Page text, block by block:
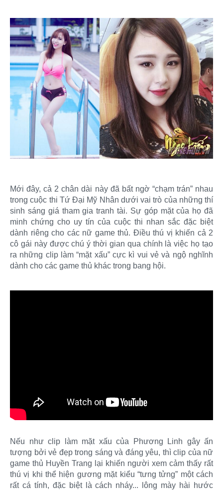
Mới đây, cả 2 chân dài này đã bất ngờ “chạm trán” nhau
trong cuộc thi Tứ Đại Mỹ Nhân dưới vai trò của những thí
sinh sáng giá tham gia tranh tài. Sự góp mặt của họ đã
minh chứng cho uy tín của cuộc thi nhan sắc đặc biệt
dành riêng cho các nữ game thủ. Điều thú vị khiến cả 2
cô gái này được chú ý thời gian qua chính là việc họ tạo
ra những clip làm “mặt xấu” cực kì vui vẻ và ngộ nghĩnh
dành cho các game thủ khác trong bang hội.
Nếu như clip làm mặt xấu của Phương Linh gây ấn
tượng bởi vẻ đẹp trong sáng và đáng yêu, thì clip của nữ
game thủ Huyền Trang lại khiến người xem cảm thấy rất
thú vị khi thể hiện gương mặt kiểu “tưng tửng” một cách
rất cá tính, đặc biệt là cách nháy... lông mày hài hước